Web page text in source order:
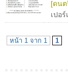
[ดนต
เปอ
หน้า 1 จาก 1 1